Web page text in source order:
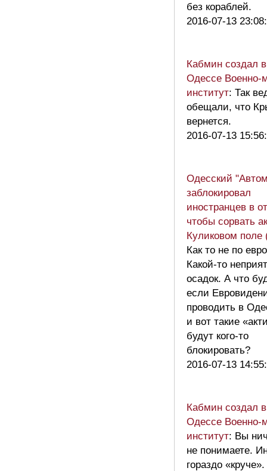
без кораблей.
2016-07-13
Кабмин создал в
Одессе Военно-
институт: Так
обещали, что
вернется.
2016-07-13
Одесский
заблокировал
иностранцев в
чтобы сорвать
Куликовом
Как то не по
Какой-то
осадок. А что
если
проводить в
и вот такие
будут кого-то
блокировать?
2016-07-13
Кабмин создал в
Одессе Военно-
институт: Вы
не понимаете.
гораздо «круче».